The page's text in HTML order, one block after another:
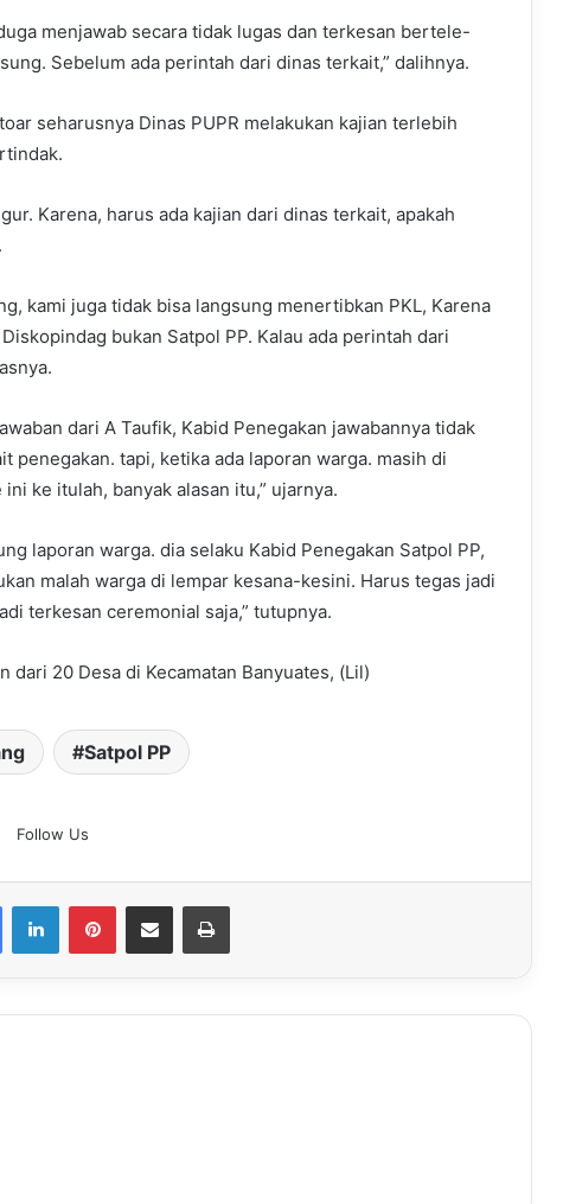
menjawab secara tidak lugas dan terkesan bertele-
Sebelum ada perintah dari dinas terkait,” dalihnya.
seharusnya Dinas PUPR melakukan kajian terlebih
Karena, harus ada kajian dari dinas terkait, apakah
kami juga tidak bisa langsung menertibkan PKL, Karena
bukan Satpol PP. Kalau ada perintah dari
dari A Taufik, Kabid Penegakan jawabannya tidak
penegakan. tapi, ketika ada laporan warga. masih di
ke itulah, banyak alasan itu,” ujarnya.
laporan warga. dia selaku Kabid Penegakan Satpol PP,
malah warga di lempar kesana-kesini. Harus tegas jadi
terkesan ceremonial saja,” tutupnya.
20 Desa di Kecamatan Banyuates, (Lil)
Satpol PP
Follow Us